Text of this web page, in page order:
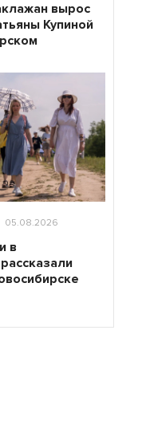
вырос
Купиной
05.08.2026
в